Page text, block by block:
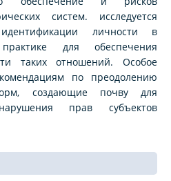
систем. исследуется
личности в
для обеспечения
таких отношений. Особое
по преодолению
создающие почву для
прав субъектов